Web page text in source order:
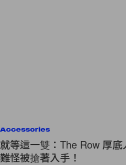
Accessories
就等這一雙：The Row 厚
難怪被搶著入手！